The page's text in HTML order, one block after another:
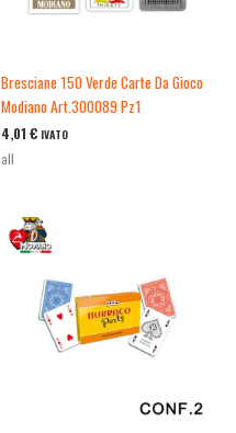
Bresciane 150 Verde Carte Da Gioco
Modiano Art.300089 Pz1
4,01 € IVATO
all